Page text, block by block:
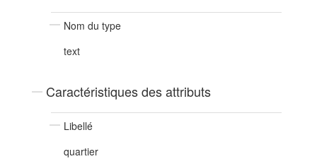
Nom du type
text
Caractéristiques des attributs
Libellé
quartier